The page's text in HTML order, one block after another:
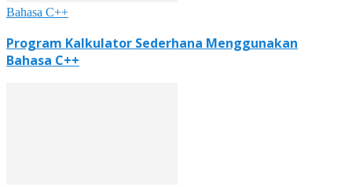
Bahasa C++
Program Kalkulator Sederhana Menggunakan
Bahasa C++